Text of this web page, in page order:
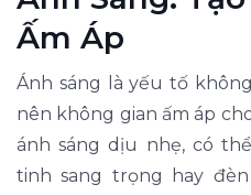
Ấm Áp
Ánh sáng là yếu tố
nên không gian ấm áp
ánh sáng dịu nhẹ, có
tinh sang trọng hay